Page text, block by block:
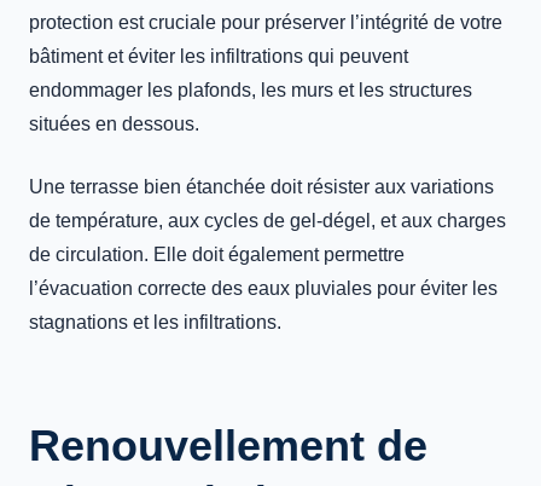
protection est cruciale pour préserver l’intégrité de votre
bâtiment et éviter les infiltrations qui peuvent
endommager les plafonds, les murs et les structures
situées en dessous.
Une terrasse bien étanchée doit résister aux variations
de température, aux cycles de gel-dégel, et aux charges
de circulation. Elle doit également permettre
l’évacuation correcte des eaux pluviales pour éviter les
stagnations et les infiltrations.
Renouvellement de